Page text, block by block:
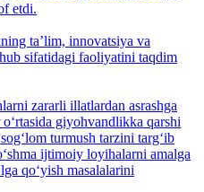
etdi.
taʼlim, innovatsiya va
sifatidagi faoliyatini taqdim
zararli illatlardan asrashga
giyohvandlikka qarshi
turmush tarzini targ‘ib
ijtimoiy loyihalarni amalga
qo‘yish masalalarini